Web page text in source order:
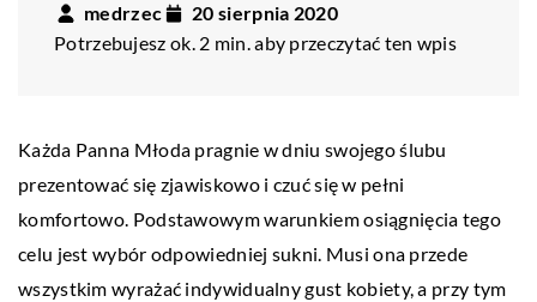
medrzec
20 sierpnia 2020
Potrzebujesz ok. 2 min. aby przeczytać ten wpis
Każda Panna Młoda pragnie w dniu swojego ślubu
prezentować się zjawiskowo i czuć się w pełni
komfortowo. Podstawowym warunkiem osiągnięcia tego
celu jest wybór odpowiedniej sukni. Musi ona przede
wszystkim wyrażać indywidualny gust kobiety, a przy tym